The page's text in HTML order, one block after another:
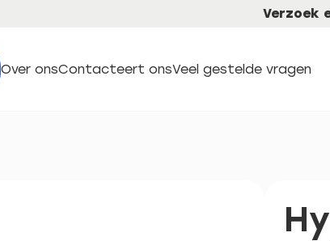
Verzoek
Over onsContacteert onsVeel gestelde vragen